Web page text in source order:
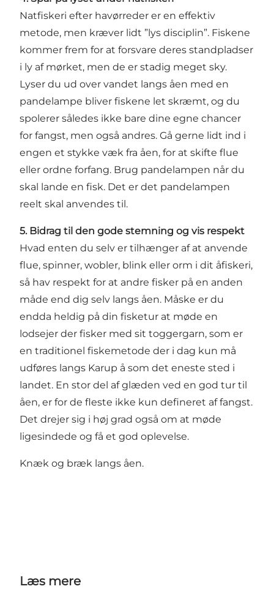
Natfiskeri efter havørreder er en effektiv
metode, men kræver lidt ”lys disciplin”. Fiskene
kommer frem for at forsvare deres standpladser
i ly af mørket, men de er stadig meget sky.
Lyser du ud over vandet langs åen med en
pandelampe bliver fiskene let skræmt, og du
spolerer således ikke bare dine egne chancer
for fangst, men også andres. Gå gerne lidt ind i
engen et stykke væk fra åen, for at skifte flue
eller ordne forfang. Brug pandelampen når du
skal lande en fisk. Det er det pandelampen
reelt skal anvendes til.
5. Bidrag til den gode stemning og vis respekt
Hvad enten du selv er tilhænger af at anvende
flue, spinner, wobler, blink eller orm i dit åfiskeri,
så hav respekt for at andre fisker på en anden
måde end dig selv langs åen. Måske er du
endda heldig på din fisketur at møde en
lodsejer der fisker med sit toggergarn, som er
en traditionel fiskemetode der i dag kun må
udføres langs Karup å som det eneste sted i
landet. En stor del af glæden ved en god tur til
åen, er for de fleste ikke kun defineret af fangst.
Det drejer sig i høj grad også om at møde
ligesindede og få et god oplevelse.
Knæk og bræk langs åen.
Læs mere